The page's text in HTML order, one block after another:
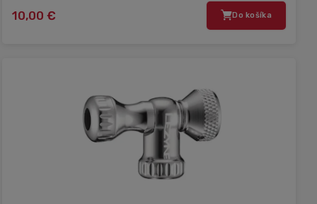
10,00 € Do košíka